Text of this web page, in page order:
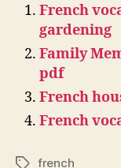
French
gardening
Family
pdf
French
French
Tagsfrench